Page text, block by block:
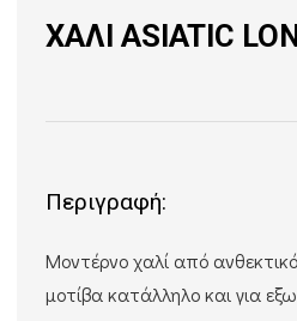
ΧΑΛΙ ASIATIC
Περιγραφή:
Mοντέρνο χαλί από
μοτίβα κατάλληλο και για